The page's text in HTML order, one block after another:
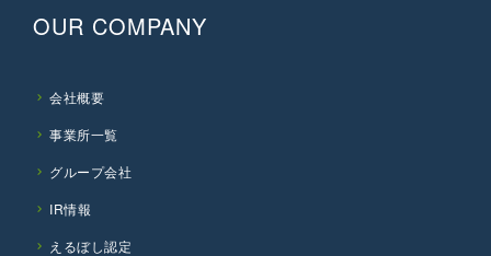
OUR COMPANY
会社概要
事業所一覧
グループ会社
IR情報
えるぼし認定